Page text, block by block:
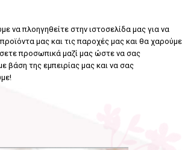
να πλοηγηθείτε στην ιστοσελίδα μας για να
μας και τις παροχές μας και θα χαρούμε
προσωπικά μαζί μας ώστε να σας
βάση της εμπειρίας μας και να σας